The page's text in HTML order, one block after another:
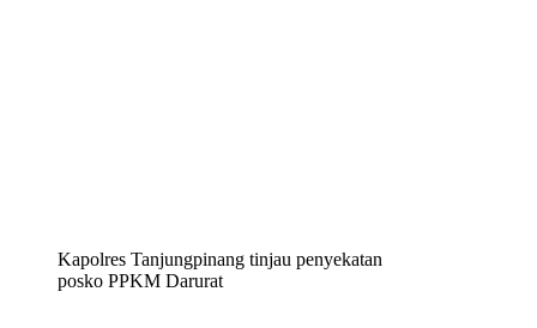
Kapolres Tanjungpinang tinjau penyekatan
posko PPKM Darurat